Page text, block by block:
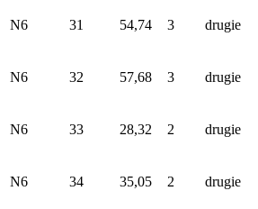
N6 31 54,74 3 drugie
N6 32 57,68 3 drugie
N6 33 28,32 2 drugie
N6 34 35,05 2 drugie